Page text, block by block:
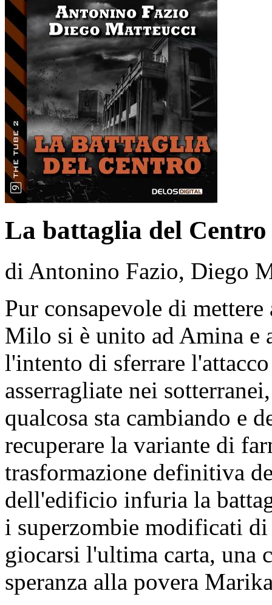
La battaglia del Centro
di Antonino Fazio, Diego
Pur consapevole di
Milo si è unito ad Amina e
l'intento di sferrare
asserragliate nei
qualcosa sta cambiando e
recuperare la variante di
trasformazione definitiva
dell'edificio infuria la
i superzombie modificati
giocarsi l'ultima carta, una
speranza alla povera